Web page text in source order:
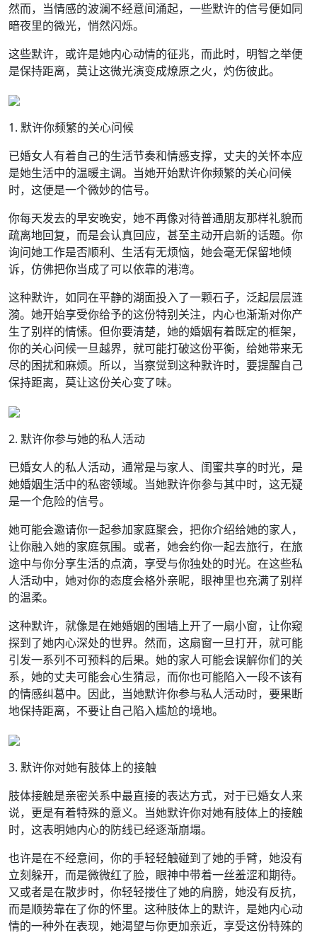
然而，当情感的波澜不经意间涌起，一些默许的信号便如同
暗夜里的微光，悄然闪烁。
这些默许，或许是她内心动情的征兆，而此时，明智之举便
是保持距离，莫让这微光演变成燎原之火，灼伤彼此。
1. 默许你频繁的关心问候
已婚女人有着自己的生活节奏和情感支撑，丈夫的关怀本应
是她生活中的温暖主调。当她开始默许你频繁的关心问候
时，这便是一个微妙的信号。
你每天发去的早安晚安，她不再像对待普通朋友那样礼貌而
疏离地回复，而是会认真回应，甚至主动开启新的话题。你
询问她工作是否顺利、生活有无烦恼，她会毫无保留地倾
诉，仿佛把你当成了可以依靠的港湾。
这种默许，如同在平静的湖面投入了一颗石子，泛起层层涟
漪。她开始享受你给予的这份特别关注，内心也渐渐对你产
生了别样的情愫。但你要清楚，她的婚姻有着既定的框架，
你的关心问候一旦越界，就可能打破这份平衡，给她带来无
尽的困扰和麻烦。所以，当察觉到这种默许时，要提醒自己
保持距离，莫让这份关心变了味。
2. 默许你参与她的私人活动
已婚女人的私人活动，通常是与家人、闺蜜共享的时光，是
她婚姻生活中的私密领域。当她默许你参与其中时，这无疑
是一个危险的信号。
她可能会邀请你一起参加家庭聚会，把你介绍给她的家人，
让你融入她的家庭氛围。或者，她会约你一起去旅行，在旅
途中与你分享生活的点滴，享受与你独处的时光。在这些私
人活动中，她对你的态度会格外亲昵，眼神里也充满了别样
的温柔。
这种默许，就像是在她婚姻的围墙上开了一扇小窗，让你窥
探到了她内心深处的世界。然而，这扇窗一旦打开，就可能
引发一系列不可预料的后果。她的家人可能会误解你们的关
系，她的丈夫可能会心生猜忌，而你也可能陷入一段不该有
的情感纠葛中。因此，当她默许你参与私人活动时，要果断
地保持距离，不要让自己陷入尴尬的境地。
3. 默许你对她有肢体上的接触
肢体接触是亲密关系中最直接的表达方式，对于已婚女人来
说，更是有着特殊的意义。当她默许你对她有肢体上的接触
时，这表明她内心的防线已经逐渐崩塌。
也许是在不经意间，你的手轻轻触碰到了她的手臂，她没有
立刻躲开，而是微微红了脸，眼神中带着一丝羞涩和期待。
又或者是在散步时，你轻轻搂住了她的肩膀，她没有反抗，
而是顺势靠在了你的怀里。这种肢体上的默许，是她内心动
情的一种外在表现，她渴望与你更加亲近，享受这份特殊的